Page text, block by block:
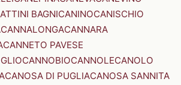
BAGNICANINOCANISCHIO
CANNALONGACANNARA
CANNETO PAVESE
CANNOBIOCANNOLECANOLO
CANOSA DI PUGLIACANOSA SANNITA